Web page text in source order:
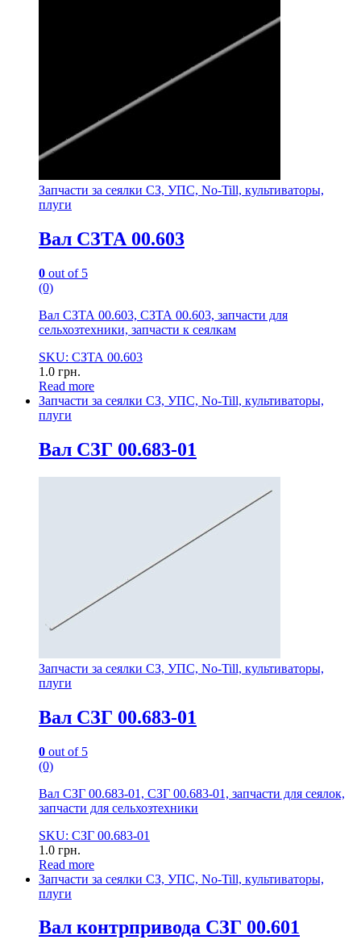
Запчасти за сеялки СЗ, УПС, No-Till, культиваторы,
плуги
Вал СЗТА 00.603
0 out of 5
(0)
Вал СЗТА 00.603, СЗТА 00.603, запчасти для
сельхозтехники, запчасти к сеялкам
SKU: СЗТА 00.603
1.0 грн.
Read more
Запчасти за сеялки СЗ, УПС, No-Till, культиваторы,
плуги
Вал СЗГ 00.683-01
Запчасти за сеялки СЗ, УПС, No-Till, культиваторы,
плуги
Вал СЗГ 00.683-01
0 out of 5
(0)
Вал СЗГ 00.683-01, СЗГ 00.683-01, запчасти для сеялок,
запчасти для сельхозтехники
SKU: СЗГ 00.683-01
1.0 грн.
Read more
Запчасти за сеялки СЗ, УПС, No-Till, культиваторы,
плуги
Вал контрпривода СЗГ 00.601